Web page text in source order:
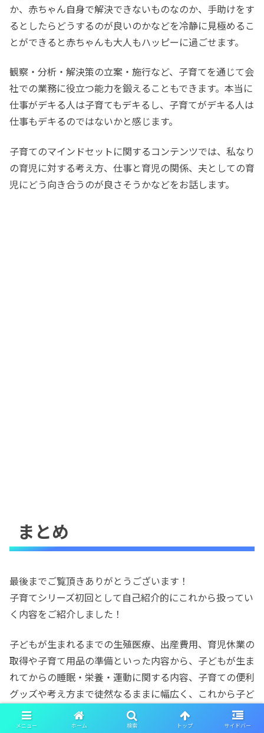
か、赤ちゃん自身で解決できないものなのか、手助けをす
るとしたらどうするのが良いのかなどを冷静に見極めるこ
とができると赤ちゃんも大人もハッピーに過ごせます。
観察・分析・解決策の立案・施行など、子育てを通じて会
社での業務に役立つ能力を鍛えることもできます。本当に
仕事がデキる人は子育てもデキるし、子育てがデキる人は
仕事もデキるのではないかと感じます。
子育てのマインドセットに関するコンテンツでは、私なり
の育児に対する考え方、仕事と育児の関係、夫としての育
児にどう向き合うのが良さそうかなどをお話します。
まとめ
最後までご覧頂きありがとうございます！
子育てシリーズ初回として自己紹介的にこれから扱ってい
く内容をご紹介しました！
子どもが生まれるまでの生殖医療、出産費用、育児休業の
取得や子育て用品の準備といった内容から、子どもが生ま
れてからの睡眠・栄養・運動に関する内容、子育ての便利
グッズや考え方まで徒然なるままに幅広く、これから子ど
もを持とうという方、もうすぐ子どもが生まれる方、子育
て中の方の参考になるようにお話していくつもりです。
メニュー ホーム 検索 トップ サイドバー